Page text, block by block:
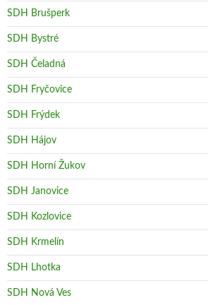
SDH Brušperk
SDH Bystré
SDH Čeladná
SDH Fryčovice
SDH Frýdek
SDH Hájov
SDH Horní Žukov
SDH Janovice
SDH Kozlovice
SDH Krmelín
SDH Lhotka
SDH Nová Ves